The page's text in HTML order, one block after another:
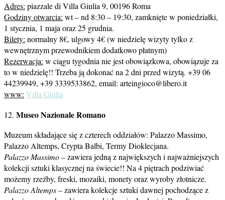
Adres: piazzale di Villa Giulia 9, 00196 Roma
Godziny otwarcia: wt – nd 8:30 – 19:30, zamknięte w poniedziałki,
1 stycznia, 1 maja oraz 25 grudnia.
Bilety: normalny 8€, ulgowy 4€ (w niedzielę wizyty tylko z
wewnętrznym przewodnikiem dodatkowo płatnym)
Rezerwacja: w ciągu tygodnia nie jest obowiązkowa, obowiązuje za
to w niedzielę!! Trzeba ją dokonać na 2 dni przed wizytą. +39 06
44239949, +39 3339533862, email: arteingioco@libero.it
www: Villa Giulia
12. Museo Nazionale Romano
Muzeum składające się z czterech oddziałów: Palazzo Massimo,
Palazzo Altemps, Crypta Balbi, Termy Dioklecjana.
Palazzo Massimo– zawiera jedną z największych i najważniejszych
kolekcji sztuki klasycznej na świecie!! Na 4 piętrach podziwiać
możemy rzeźby, freski, mozaiki, monety oraz wyroby złotnicze.
Palazzo Altemps– zawiera kolekcje sztuki dawnej pochodzące z